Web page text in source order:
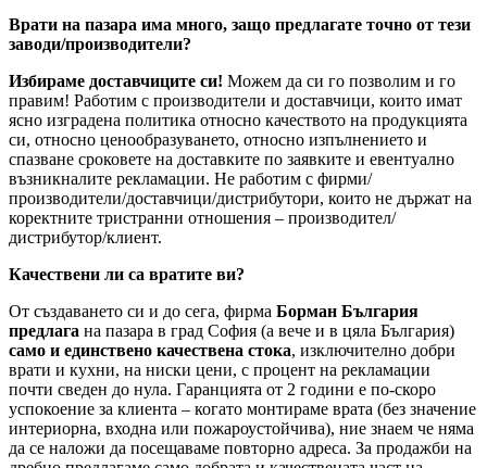
Врати на пазара има много, защо предлагате точно от тези
заводи/производители?
Избираме доставчиците си! Можем да си го позволим и го
правим! Работим с производители и доставчици, които имат
ясно изградена политика относно качеството на продукцията
си, относно ценообразуването, относно изпълнението и
спазване сроковете на доставките по заявките и евентуално
възникналите рекламации. Не работим с фирми/
производители/доставчици/дистрибутори, които не държат на
коректните тристранни отношения – производител/
дистрибутор/клиент.
Качествени ли са вратите ви?
От създаването си и до сега, фирма Борман България
предлага на пазара в град София (а вече и в цяла България)
само и единствено качествена стока, изключително добри
врати и кухни, на ниски цени, с процент на рекламации
почти сведен до нула. Гаранцията от 2 години е по-скоро
успокоение за клиента – когато монтираме врата (без значение
интериорна, входна или пожароустойчива), ние знаем че няма
да се наложи да посещаваме повторно адреса. За продажби на